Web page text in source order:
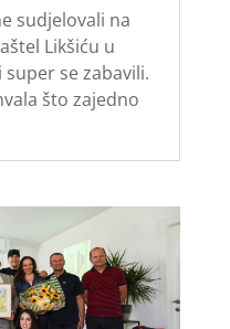
sudjelovali na
Likšiću u
se zabavili.
što zajedno